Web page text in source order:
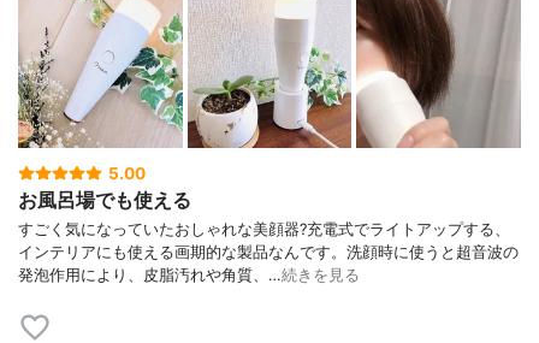
5.00
お風呂場でも使える
すごく気になっていたおしゃれな美顔器?充電式でライトアップする、
インテリアにも使える画期的な製品なんです。洗顔時に使うと超音波の
発泡作用により、皮脂汚れや角質、…続きを見る